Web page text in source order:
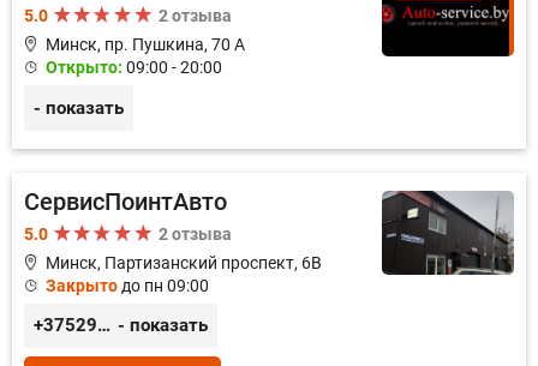
5.0
2 отзыва
Минск, пр. Пушкина, 70 А
Открыто: 09:00 - 20:00
- показать
СервисПоинтАвто
5.0
2 отзыва
Минск, Партизанский проспект, 6В
Закрыто до пн 09:00
+375296035003 - показать